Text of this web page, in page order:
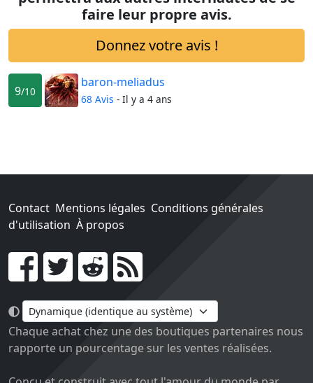
faire leur propre avis.
Donnez votre avis !
9/10
baron-meliadus
68 Avis - Il y a 4 ans
Contact Mentions légales Conditions générales
d'utilisation À propos
Go !
Chaque achat chez une des boutiques partenaires nous
rapporte un pourcentage sur les ventes réalisées.